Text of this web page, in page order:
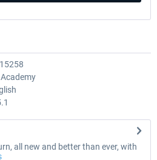
Academy
all new and better than ever, with